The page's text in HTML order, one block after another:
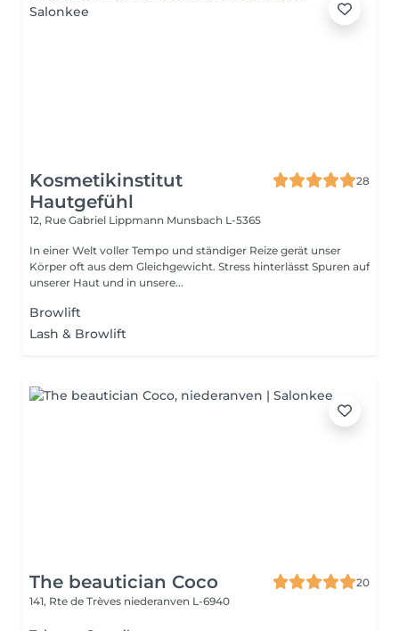
Kosmetikinstitut
Hautgefühl
28
12, Rue Gabriel Lippmann Munsbach L-5365
In einer Welt voller Tempo und ständiger Reize gerät unser
Körper oft aus dem Gleichgewicht. Stress hinterlässt Spuren auf
unserer Haut und in unsere...
Browlift
Lash & Browlift
The beautician Coco
20
141, Rte de Trèves niederanven L-6940